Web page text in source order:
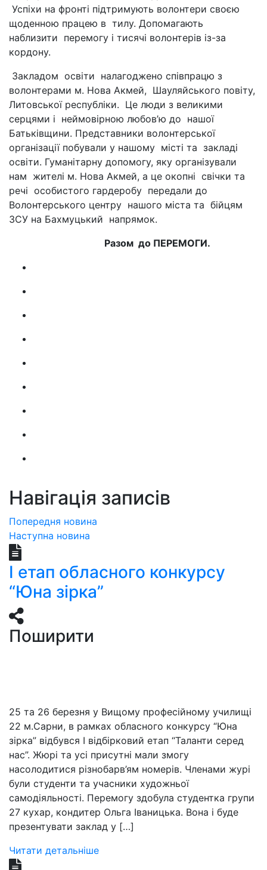
Успіхи на фронті підтримують волонтери своєю
щоденною працею в тилу. Допомагають
наблизити перемогу і тисячі волонтерів із-за
кордону.
Закладом освіти налагоджено співпрацю з
волонтерами м. Нова Акмей, Шауляйського повіту,
Литовської республіки. Це люди з великими
серцями і неймовірною любов’ю до нашої
Батьківщини. Представники волонтерської
організації побували у нашому місті та закладі
освіти. Гуманітарну допомогу, яку організували
нам жителі м. Нова Акмей, а це окопні свічки та
речі особистого гардеробу передали до
Волонтерського центру нашого міста та бійцям
ЗСУ на Бахмуцький напрямок.
Разом до ПЕРЕМОГИ.
Навігація записів
Попередня новина
Наступна новина
І етап обласного конкурсу
“Юна зірка”
Поширити
25 та 26 березня у Вищому професійному училищі
22 м.Сарни, в рамках обласного конкурсу “Юна
зірка” відбувся І відбірковий етап “Таланти серед
нас”. Жюрі та усі присутні мали змогу
насолодитися різнобарв’ям номерів. Членами журі
були студенти та учасники художньої
самодіяльності. Перемогу здобула студентка групи
27 кухар, кондитер Ольга Іваницька. Вона і буде
презентувати заклад у […]
Читати детальніше